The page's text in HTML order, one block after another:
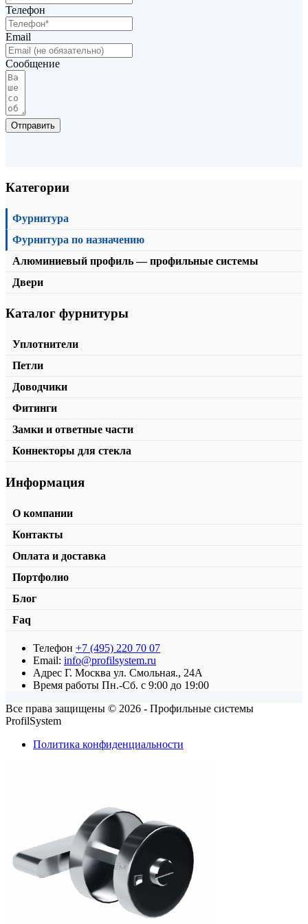
от8639,00₽ В корзину
Уплотнительный профиль T-204
от105,00₽/пог.м.
Петля с фаской T-302
4050,00₽ В корзину
Телефон
Email
Сообщение
Отправить
Категории
Фурнитура
Фурнитура по назначению
Алюминиевый профиль — профильные системы
Двери
Каталог фурнитуры
Уплотнители
Петли
Доводчики
Фитинги
Замки и ответные части
Коннекторы для стекла
Информация
О компании
Контакты
Оплата и доставка
Портфолио
Блог
Faq
Телефон +7 (495) 220 70 07
Email: info@profilsystem.ru
Адрес Г. Москва ул. Смольная., 24А
Время работы Пн.-Сб. с 9:00 до 19:00
Все права защищены © 2026 - Профильные системы
ProfilSystem
Политика конфиденциальности